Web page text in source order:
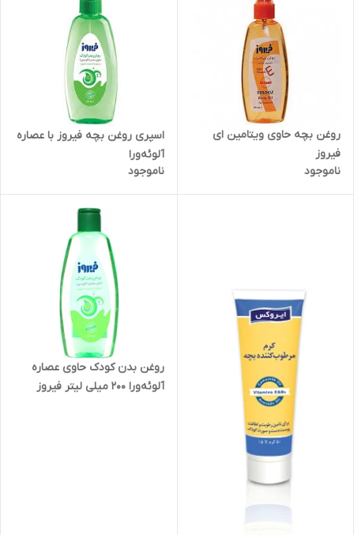
روغن بچه حاوی ویتامین ای
فیروز
ناموجود
اسپری روغن بچه فیروز با عصاره
آلوئه‌ورا
ناموجود
روغن بدن کودک حاوی عصاره
آلوئه‌ورا 200 میلی لیتر فیروز